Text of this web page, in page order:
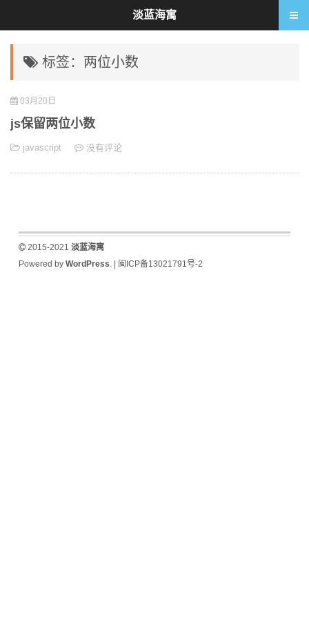
标签：两位小数
03月20日
js保留两位小数
javascript 没有评论
2015-2021 淡蓝海寓
Powered by WordPress. | 闽ICP备13021791号-2
淡蓝海寓